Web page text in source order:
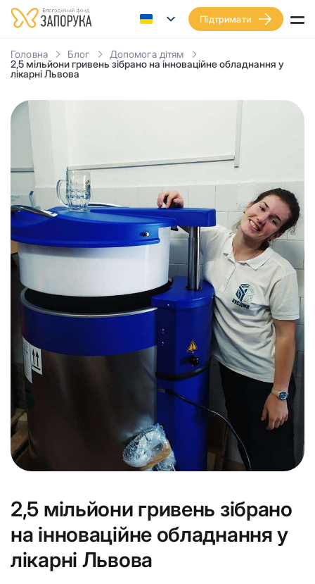
Підтримати
Головна Блог
Допомога дітям
2,5 мільйони гривень зібрано на інноваційне обладнання у
лікарні Львова
2,5 мільйони гривень зібрано
на інноваційне обладнання у
лікарні Львова